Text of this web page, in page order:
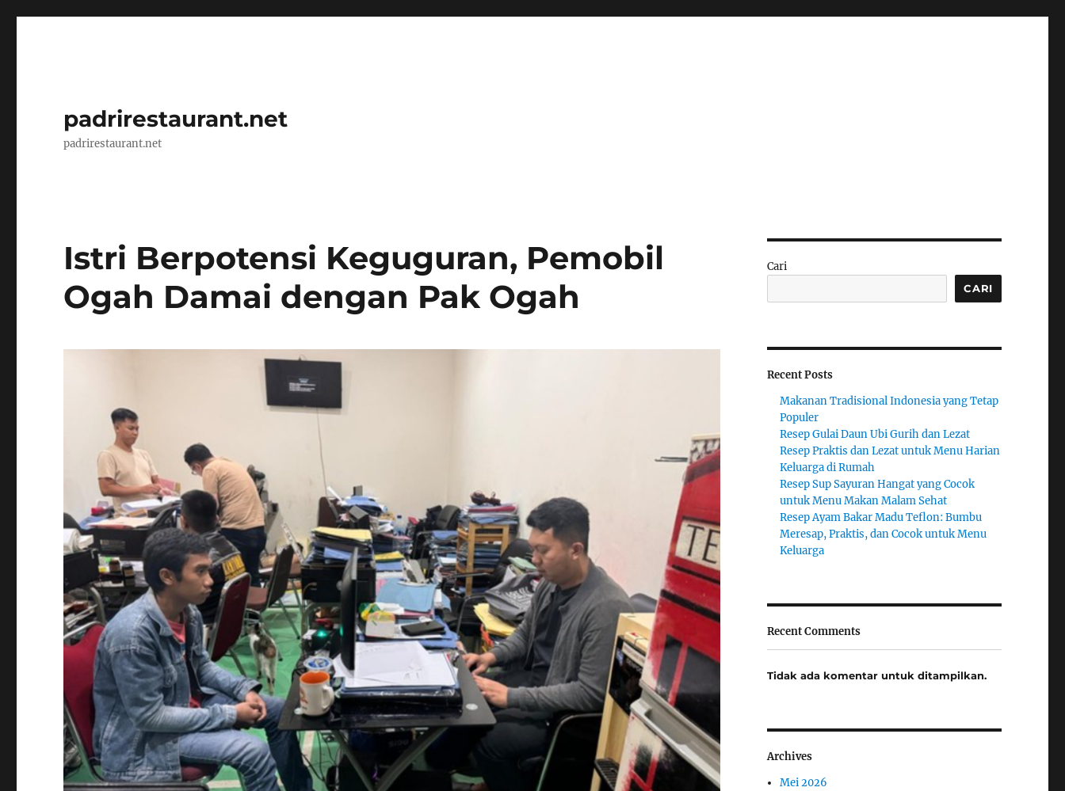
padrirestaurant.net
padrirestaurant.net
Istri Berpotensi Keguguran, Pemobil
Ogah Damai dengan Pak Ogah
Cari
CARI
Recent Posts
Makanan Tradisional Indonesia yang Tetap
Populer
Resep Gulai Daun Ubi Gurih dan Lezat
Resep Praktis dan Lezat untuk Menu Harian
Keluarga di Rumah
Resep Sup Sayuran Hangat yang Cocok
untuk Menu Makan Malam Sehat
Resep Ayam Bakar Madu Teflon: Bumbu
Meresap, Praktis, dan Cocok untuk Menu
Keluarga
Recent Comments
Tidak ada komentar untuk ditampilkan.
Archives
Mei 2026